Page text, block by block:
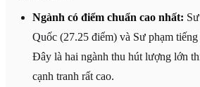
Ngành có điểm chuẩn cao nhất:
Quốc (27.25 điểm) và Sư phạm
Đây là hai ngành thu hút lượng lớn
cạnh tranh rất cao.